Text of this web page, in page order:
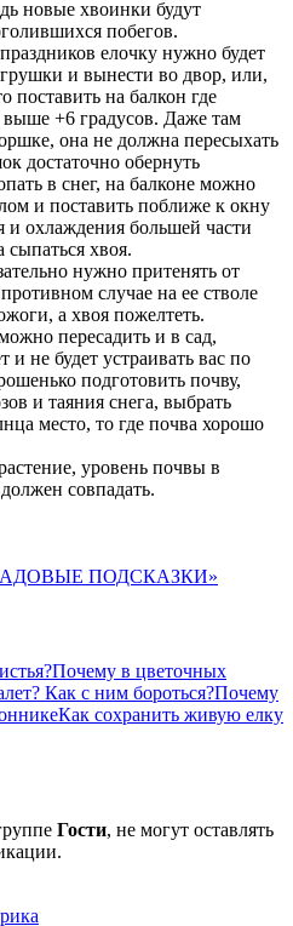
новые хвоинки будут
побегов.
елочку нужно будет
и вынести во двор, или,
поставить на балкон где
+6 градусов. Даже там
она не должна пересыхать
достаточно обернуть
в снег, на балконе можно
и поставить поближе к окну
и охлаждения большей части
хвоя.
нужно притенять от
случае на ее стволе
а хвоя пожелтеть.
пересадить и в сад,
и не будет устраивать вас по
подготовить почву,
и таяния снега, выбрать
место, то где почва хорошо
уровень почвы в
совпадать.
ПОДСКАЗКИ»
Почему в цветочных
Как с ним бороться?Почему
Как сохранить живую елку
Гости, не могут оставлять